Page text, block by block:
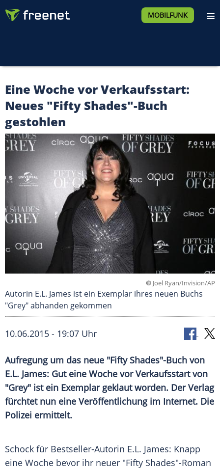
MOBILFUNK
Eine Woche vor Verkaufsstart:
Neues "Fifty Shades"-Buch
gestohlen
© Joel Ryan/Invision/AP
Autorin E.L. James ist ein Exemplar ihres neuen Buchs
"Grey" abhanden gekommen
10.06.2015 - 19:07 Uhr
Aufregung um das neue "Fifty Shades"-Buch von
E.L. James: Gut eine Woche vor Verkaufsstart von
"Grey" ist ein Exemplar geklaut worden. Der Verlag
fürchtet nun eine Veröffentlichung im Internet. Die
Polizei ermittelt.
Schock für Bestseller-Autorin E.L. James: Knapp
eine Woche bevor ihr neuer "Fifty Shades"-Roman